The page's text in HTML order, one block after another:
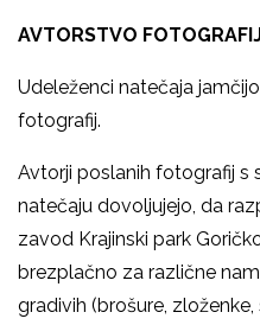
AVTORSTVO
Udeleženci natečaja
fotografij.
Avtorji poslanih fotografij s
natečaju dovoljujejo, da
zavod Krajinski park
brezplačno za različne
gradivih (brošure,